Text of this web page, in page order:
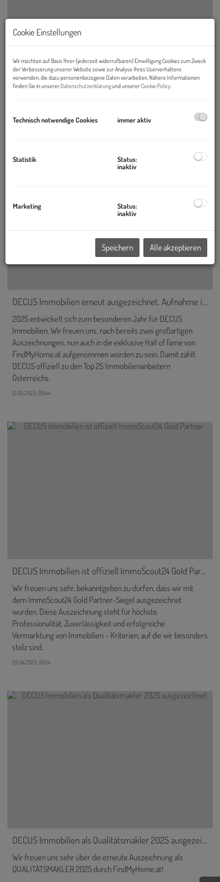
DECUS Immobilien bei #TheREAL100under40
Beim diesjährigen #TheREAL100under40 Event im Wiener
Volksgarten wurden die vielversprechendsten Talente der
30.05.2025, 09:22
DECUS Immobilien erneut ausgezeichnet. Aufnahme in die FindMyHome.at Hall of Fame.
2025 entwickelt sich zum besonderen Jahr für DECUS
Immobilien. Wir freuen uns, nach bereits zwei großartigen
Auszeichnungen, nun auch in die exklusive Hall of Fame von
FindMyHome.at aufgenommen worden zu sein. Damit zählt
DECUS offiziell zu den Top 25 Immobilienanbietern
Österreichs.
12.05.2025, 09:44
DECUS Immobilien ist offiziell ImmoScout24 Gold Partner
Wir freuen uns sehr, bekanntgeben zu dürfen, dass wir mit
dem ImmoScout24 Gold Partner-Siegel ausgezeichnet
wurden. Diese Auszeichnung steht für höchste
Professionalität, Zuverlässigkeit und erfolgreiche
Vermarktung von Immobilien – Kriterien, auf die wir besonders
stolz sind.
25.04.2025, 09:14
DECUS Immobilien als Qualitätsmakler 2025 ausgezeichnet
Wir freuen uns sehr über die erneute Auszeichnung als
QUALITÄTSMAKLER 2025 durch FindMyHome.at!
Cookie Einstellungen
Wir möchten auf Basis Ihrer (jederzeit widerrufbaren) Einwilligung Cookies zum Zweck
der Verbesserung unserer Website sowie zur Analyse Ihres Userverhaltens
verwenden, die dazu personenbezogene Daten verarbeiten. Nähere Informationen
finden Sie in unserer Datenschutzerklärungund unsererCookie Policy.
Technisch notwendige Cookies immer aktiv
Statistik
Status:
inaktiv
Marketing
Status:
inaktiv
Speichern Alle akzeptieren